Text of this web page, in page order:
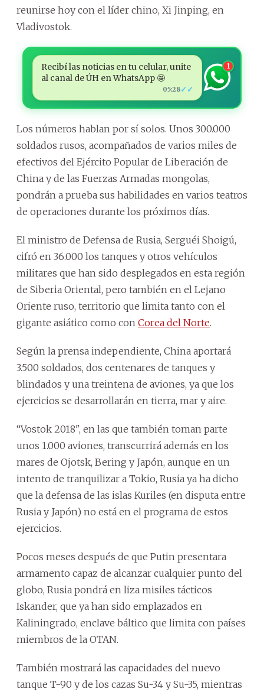
reunirse hoy con el líder chino, Xi Jinping, en
Vladivostok.
Recibí las noticias en tu celular, unite
al canal de ÚH en WhatsApp 🤩
05:28✓✓
1
Los números hablan por sí solos. Unos 300.000
soldados rusos, acompañados de varios miles de
efectivos del Ejército Popular de Liberación de
China y de las Fuerzas Armadas mongolas,
pondrán a prueba sus habilidades en varios teatros
de operaciones durante los próximos días.
El ministro de Defensa de Rusia, Serguéi Shoigú,
cifró en 36.000 los tanques y otros vehículos
militares que han sido desplegados en esta región
de Siberia Oriental, pero también en el Lejano
Oriente ruso, territorio que limita tanto con el
gigante asiático como con Corea del Norte.
Según la prensa independiente, China aportará
3.500 soldados, dos centenares de tanques y
blindados y una treintena de aviones, ya que los
ejercicios se desarrollarán en tierra, mar y aire.
“Vostok 2018", en las que también toman parte
unos 1.000 aviones, transcurrirá además en los
mares de Ojotsk, Bering y Japón, aunque en un
intento de tranquilizar a Tokio, Rusia ya ha dicho
que la defensa de las islas Kuriles (en disputa entre
Rusia y Japón) no está en el programa de estos
ejercicios.
Pocos meses después de que Putin presentara
armamento capaz de alcanzar cualquier punto del
globo, Rusia pondrá en liza misiles tácticos
Iskander, que ya han sido emplazados en
Kaliningrado, enclave báltico que limita con países
miembros de la OTAN.
También mostrará las capacidades del nuevo
tanque T-90 y de los cazas Su-34 y Su-35, mientras